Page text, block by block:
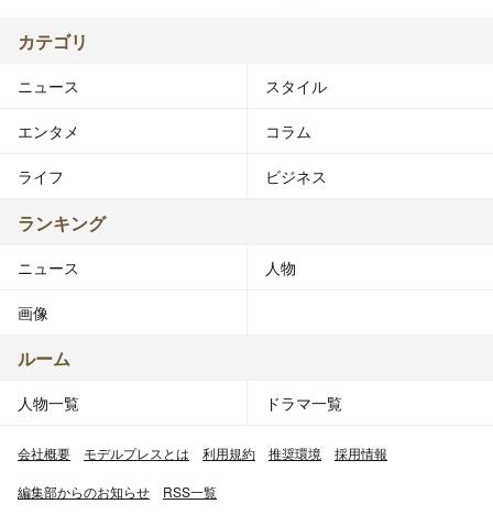
カテゴリ
ニュース スタイル
エンタメ コラム
ライフ ビジネス
ランキング
ニュース 人物
画像
ルーム
人物一覧 ドラマ一覧
会社概要 モデルプレスとは 利用規約 推奨環境 採用情報
編集部からのお知らせ RSS一覧